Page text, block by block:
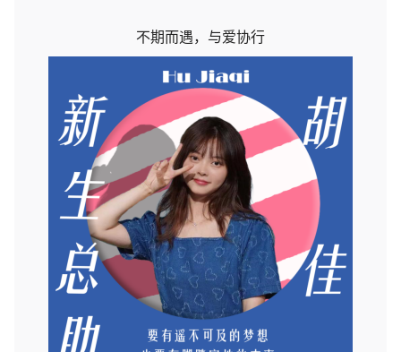
不期而遇，与爱协行